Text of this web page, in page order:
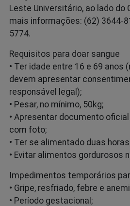
Leste Universitário, ao lado do
mais informações: (62) 3644-
5774.
Requisitos para doar sangue
• Ter idade entre 16 e 69 anos
devem apresentar
responsável legal);
• Pesar, no mínimo, 50kg;
• Apresentar documento
com foto;
• Ter se alimentado duas
• Evitar alimentos gordurosos
Impedimentos temporários
• Gripe, resfriado, febre e
• Período gestacional;